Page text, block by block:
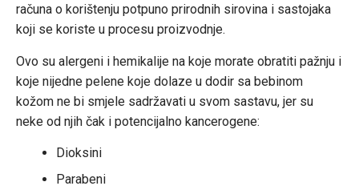
računa o korištenju potpuno prirodnih sirovina i sastojaka
koji se koriste u procesu proizvodnje.
Ovo su alergeni i hemikalije na koje morate obratiti pažnju i
koje nijedne pelene koje dolaze u dodir sa bebinom
kožom ne bi smjele sadržavati u svom sastavu, jer su
neke od njih čak i potencijalno kancerogene:
Dioksini
Parabeni